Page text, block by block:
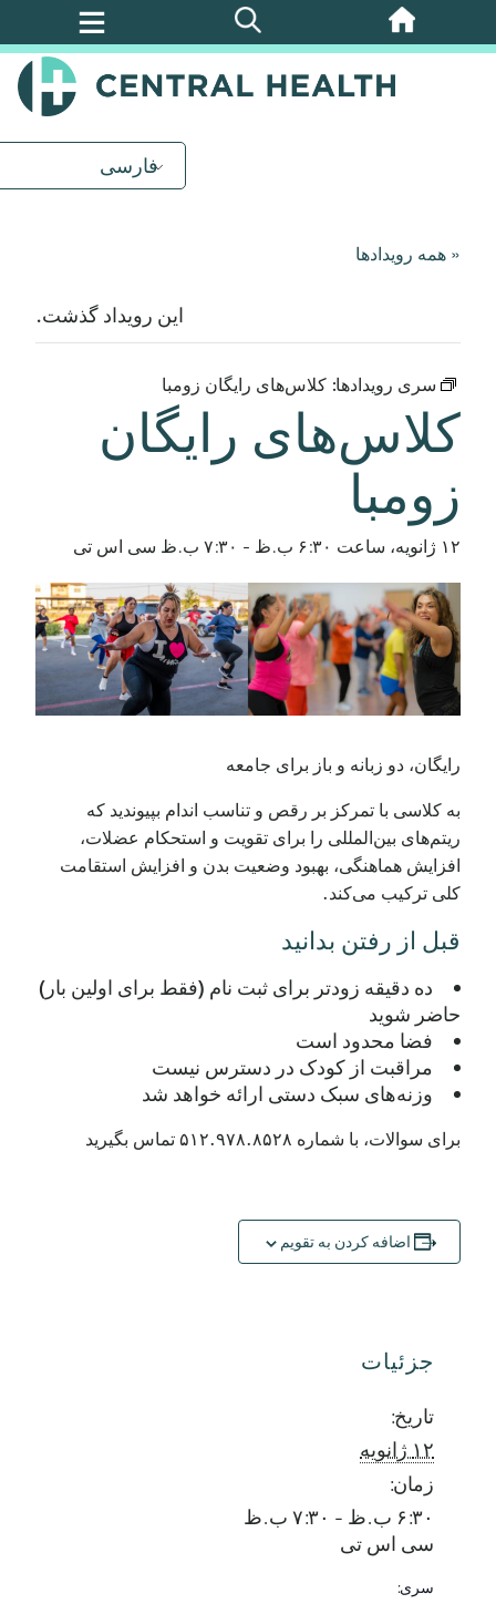
پرش
فارسی
« همه رویدادها
این رویداد گذشت.
سری رویدادها: کلاس‌های رایگان زومبا
کلاس‌های رایگان
زومبا
۱۲ ژانویه، ساعت ۶:۳۰ ب.ظ - ۷:۳۰ ب.ظ سی اس تی
رایگان، دو زبانه و باز برای جامعه
به کلاسی با تمرکز بر رقص و تناسب اندام بپیوندید که
ریتم‌های بین‌المللی را برای تقویت و استحکام عضلات،
افزایش هماهنگی، بهبود وضعیت بدن و افزایش استقامت
کلی ترکیب می‌کند.
قبل از رفتن بدانید
ده دقیقه زودتر برای ثبت نام (فقط برای اولین بار)
حاضر شوید
فضا محدود است
مراقبت از کودک در دسترس نیست
وزنه‌های سبک دستی ارائه خواهد شد
برای سوالات، با شماره ۵۱۲.۹۷۸.۸۵۲۸ تماس بگیرید
اضافه کردن به تقویم
جزئیات
تاریخ:
۱۲ ژانویه
زمان:
۶:۳۰ ب.ظ - ۷:۳۰ ب.ظ
سی اس تی
سری: